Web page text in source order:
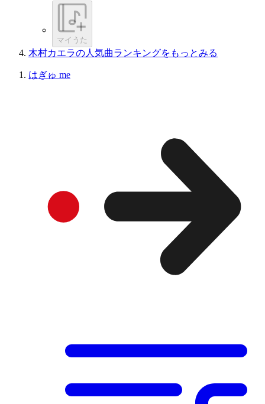
マイうた
木村カエラの人気曲ランキングをもっとみる
はぎゅ me